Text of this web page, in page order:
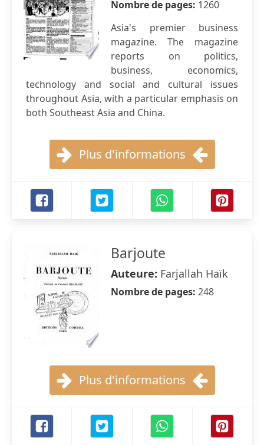
Nombre de pages: 1260
Asia's premier business
magazine. The magazine
reports on politics,
business, economics,
technology and social and cultural issues
throughout Asia, with a particular emphasis on
both Southeast Asia and China.
Plus d'informations
Barjoute
Auteure: Farjallah Haïk
Nombre de pages: 248
Plus d'informations